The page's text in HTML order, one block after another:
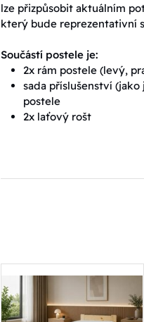
lze přizpůsobit aktuálním
který bude reprezentativní
Součástí postele je:
2x rám postele (levý,
sada příslušenství
postele
2x laťový rošt